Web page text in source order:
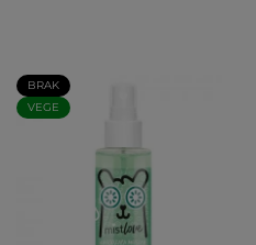
BRAK
VEGE